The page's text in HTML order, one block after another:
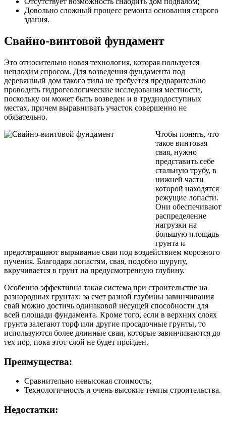
Довольно сложный процесс ремонта основания старого
здания.
Свайно-винтовой фундамент
Это относительно новая технология, которая пользуется
неплохим спросом. Для возведения фундамента под
деревянный дом такого типа не требуется предварительно
проводить гидрогеологические исследования местности,
поскольку он может быть возведен и в труднодоступных
местах, причем выравнивать участок совершенно не
обязательно.
Чтобы понять, что
такое винтовая
свая, нужно
представить себе
стальную трубу, в
нижней части
которой находятся
режущие лопасти.
Они обеспечивают
распределение
нагрузки на
большую площадь
грунта и
предотвращают вырывание сваи под воздействием морозного
пучения. Благодаря лопастям, свая, подобно шурупу,
вкручивается в грунт на предусмотренную глубину.
Особенно эффективна такая система при строительстве на
разнородных грунтах: за счет разной глубины завинчивания
свай можно достичь одинаковой несущей способности для
всей площади фундамента. Кроме того, если в верхних слоях
грунта залегают торф или другие просадочные грунты, то
используются более длинные сваи, которые завинчиваются до
тех пор, пока этот слой не будет пройден.
Преимущества:
Сравнительно невысокая стоимость;
Технологичность и очень высокие темпы строительства.
Недостатки: